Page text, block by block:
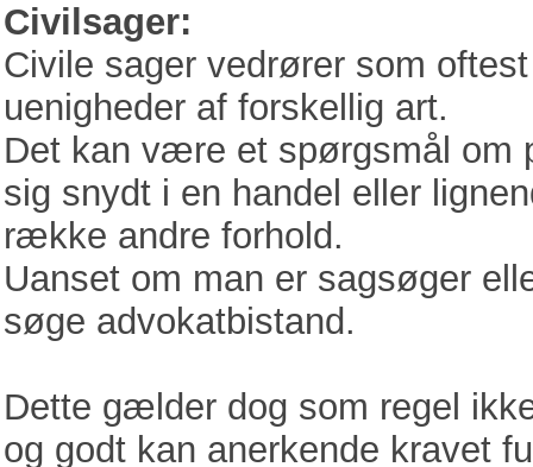
Civilsager:
Civile sager vedrører som
uenigheder af forskellig art.
Det kan være et spørgsmål om
sig snydt i en handel eller
række andre forhold.
Uanset om man er sagsøger
søge advokatbistand.
Dette gælder dog som regel
og godt kan anerkende kravet